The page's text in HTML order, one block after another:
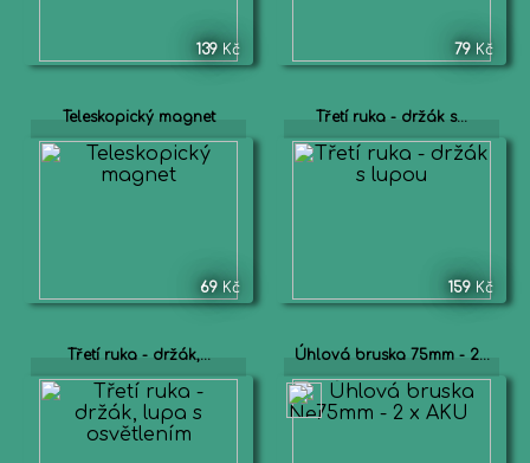
139 Kč 79 Kč
Teleskopický magnet
69 Kč
Třetí ruka - držák s...
159 Kč
Třetí ruka - držák,... Úhlová bruska 75mm - 2...